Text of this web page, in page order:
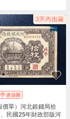
價單）河北銀錢局拾
民國25年財政部版河